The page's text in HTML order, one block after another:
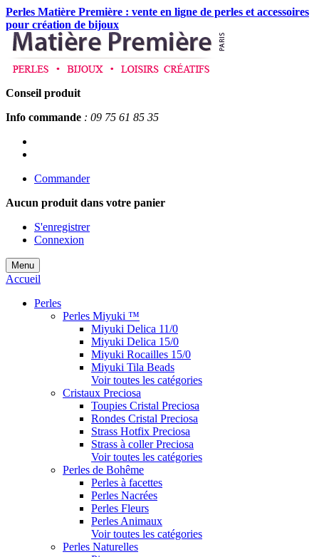
Perles Matière Première : vente en ligne de perles et accessoires
pour création de bijoux
Conseil produit
Info commande : 09 75 61 85 35
Commander
Aucun produit dans votre panier
S'enregistrer
Connexion
Menu
Accueil
Perles
Perles Miyuki ™
Miyuki Delica 11/0
Miyuki Delica 15/0
Miyuki Rocailles 15/0
Miyuki Tila Beads
Voir toutes les catégories
Cristaux Preciosa
Toupies Cristal Preciosa
Rondes Cristal Preciosa
Strass Hotfix Preciosa
Strass à coller Preciosa
Voir toutes les catégories
Perles de Bohême
Perles à facettes
Perles Nacrées
Perles Fleurs
Perles Animaux
Voir toutes les catégories
Perles Naturelles